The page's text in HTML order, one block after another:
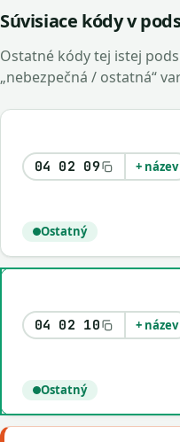
Súvisiace kódy v
Ostatné kódy tej istej
„nebezpečná / ostatná“
04 02 09 + název
Ostatný
04 02 10 + název
Ostatný